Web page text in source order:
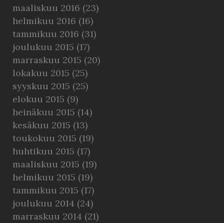
maaliskuu 2016 (23)
helmikuu 2016 (16)
tammikuu 2016 (31)
joulukuu 2015 (17)
marraskuu 2015 (20)
lokakuu 2015 (25)
syyskuu 2015 (25)
elokuu 2015 (9)
heinäkuu 2015 (14)
kesäkuu 2015 (13)
toukokuu 2015 (19)
huhtikuu 2015 (17)
maaliskuu 2015 (19)
helmikuu 2015 (19)
tammikuu 2015 (17)
joulukuu 2014 (24)
marraskuu 2014 (21)